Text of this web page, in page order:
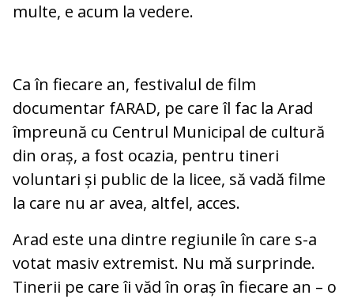
multe, e acum la vedere.
Ca în fiecare an, festivalul de film
documentar fARAD, pe care îl fac la Arad
împreună cu Centrul Municipal de cultură
din oraș, a fost ocazia, pentru tineri
voluntari și public de la licee, să vadă filme
la care nu ar avea, altfel, acces.
Arad este una dintre regiunile în care s-a
votat masiv extremist. Nu mă surprinde.
Tinerii pe care îi văd în oraș în fiecare an – o